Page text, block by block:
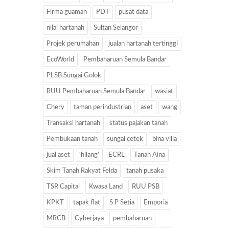
Firma guaman PDT pusat data
nilai hartanah Sultan Selangor
Projek perumahan jualan hartanah tertinggi
EcoWorld Pembaharuan Semula Bandar
PLSB Sungai Golok
RUU Pembaharuan Semula Bandar wasiat
Chery taman perindustrian aset wang
Transaksi hartanah status pajakan tanah
Pembukaan tanah sungai cetek bina villa
jual aset ‘hilang’ ECRL Tanah Aina
Skim Tanah Rakyat Felda tanah pusaka
TSR Capital Kwasa Land RUU PSB
KPKT tapak flat S P Setia Emporia
MRCB Cyberjaya pembaharuan